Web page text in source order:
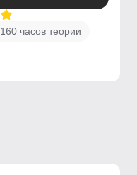
160 часов теории